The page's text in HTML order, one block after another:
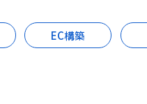
EC構築